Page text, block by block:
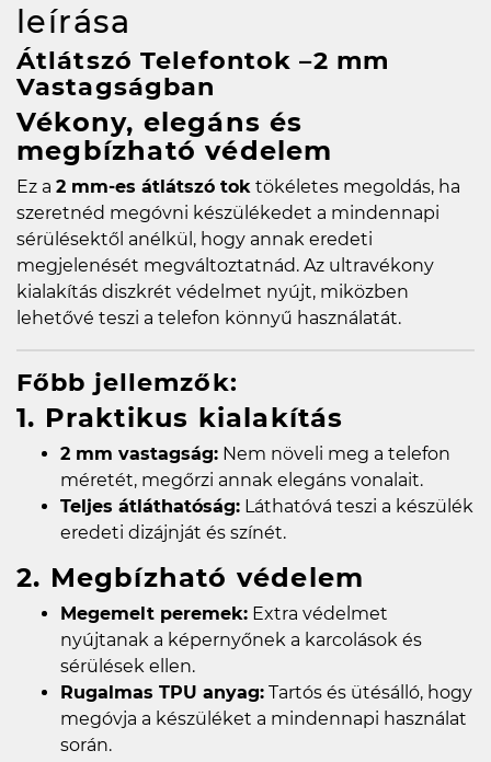
leírása
Átlátszó Telefontok –2 mm
Vastagságban
Vékony, elegáns és
megbízható védelem
Ez a 2 mm-es átlátszó tok tökéletes megoldás, ha
szeretnéd megóvni készülékedet a mindennapi
sérülésektől anélkül, hogy annak eredeti
megjelenését megváltoztatnád. Az ultravékony
kialakítás diszkrét védelmet nyújt, miközben
lehetővé teszi a telefon könnyű használatát.
Főbb jellemzők:
1. Praktikus kialakítás
2 mm vastagság: Nem növeli meg a telefon
méretét, megőrzi annak elegáns vonalait.
Teljes átláthatóság: Láthatóvá teszi a készülék
eredeti dizájnját és színét.
2. Megbízható védelem
Megemelt peremek: Extra védelmet
nyújtanak a képernyőnek a karcolások és
sérülések ellen.
Rugalmas TPU anyag: Tartós és ütésálló, hogy
megóvja a készüléket a mindennapi használat
során.